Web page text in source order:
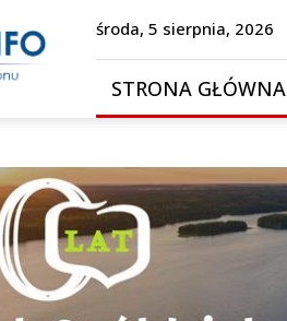
środa, 5 sierpnia, 2026
STRONA GŁÓWNA